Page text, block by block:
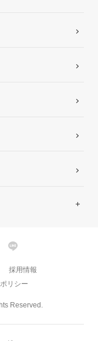
Reserved.
採用情報
リシー